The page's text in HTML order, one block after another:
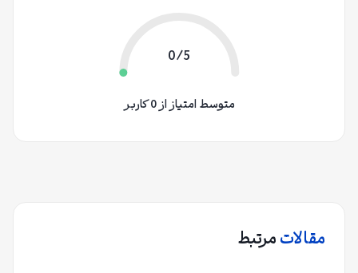
0/5
متوسط امتیاز از 0 کاربر
مقالاتمرتبط